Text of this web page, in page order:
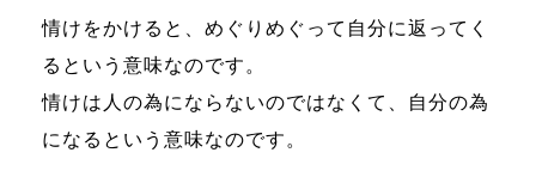
情けをかけると、めぐりめぐって自分に返ってく
るという意味なのです。
情けは人の為にならないのではなくて、自分の為
になるという意味なのです。